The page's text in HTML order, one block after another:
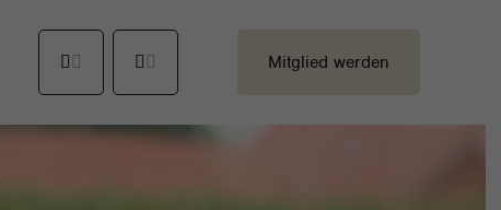
Mitglied werden